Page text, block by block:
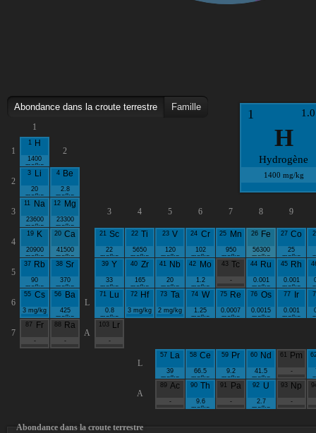
1
H
Hydrogène
1400 mg/kg
Abondance dans la croute terrestre Famille
1
1
1 H
1400
mg/kg
2
2
3 Li
20
mg/kg
4 Be
2.8
mg/kg
3
11 Na
23600
mg/kg
12 Mg
23300
mg/kg
3 4 5 6 7 8 9
4
19 K
20900
mg/kg
20 Ca
41500
mg/kg
21 Sc
22
mg/kg
22 Ti
5650
mg/kg
23 V
120
mg/kg
24 Cr
102
mg/kg
25 Mn
950
mg/kg
26 Fe
56300
mg/kg
27 Co
25
mg/kg
5
37 Rb
90
mg/kg
38 Sr
370
mg/kg
39 Y
33
mg/kg
40 Zr
165
mg/kg
41 Nb
20
mg/kg
42 Mo
1.2
mg/kg
43 Tc
-
44 Ru
0.001
mg/kg
45 Rh
0.001
mg/kg
6
55 Cs
3 mg/kg
56 Ba
425
mg/kg
L
71 Lu
0.8
mg/kg
72 Hf
3 mg/kg
73 Ta
2 mg/kg
74 W
1.25
mg/kg
75 Re
0.0007
mg/kg
76 Os
0.0015
mg/kg
77 Ir
0.001
mg/kg
7
87 Fr
-
88 Ra
-
A
103 Lr
-
L
57 La
39
mg/kg
58 Ce
66.5
mg/kg
59 Pr
9.2
mg/kg
60 Nd
41.5
mg/kg
61 Pm
-
A
89 Ac
-
90 Th
9.6
mg/kg
91 Pa
-
92 U
2.7
mg/kg
93 Np
-
Abondance dans la croute terrestre